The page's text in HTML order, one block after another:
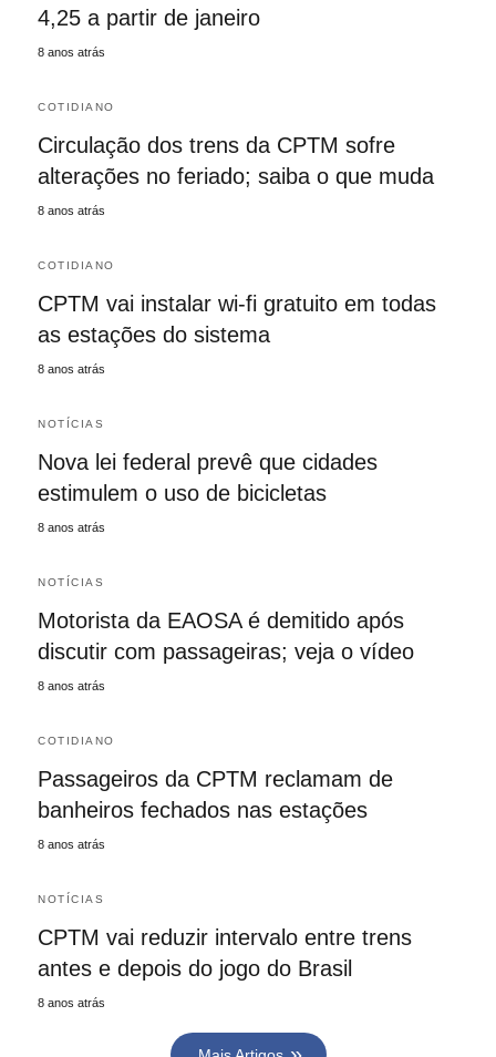
4,25 a partir de janeiro
8 anos atrás
COTIDIANO
Circulação dos trens da CPTM sofre
alterações no feriado; saiba o que muda
8 anos atrás
COTIDIANO
CPTM vai instalar wi-fi gratuito em todas
as estações do sistema
8 anos atrás
NOTÍCIAS
Nova lei federal prevê que cidades
estimulem o uso de bicicletas
8 anos atrás
NOTÍCIAS
Motorista da EAOSA é demitido após
discutir com passageiras; veja o vídeo
8 anos atrás
COTIDIANO
Passageiros da CPTM reclamam de
banheiros fechados nas estações
8 anos atrás
NOTÍCIAS
CPTM vai reduzir intervalo entre trens
antes e depois do jogo do Brasil
8 anos atrás